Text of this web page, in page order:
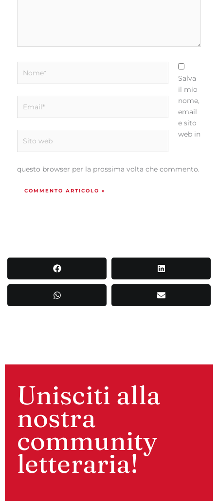
web
Salva
il mio
nome,
email
e sito
web in
questo browser per la prossima volta che commento.
Unisciti alla
nostra
community
letteraria!